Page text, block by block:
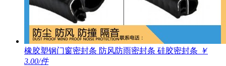
橡胶塑钢门窗密封条 防风防雨密封条 硅胶密封条 ￥
3.00/件